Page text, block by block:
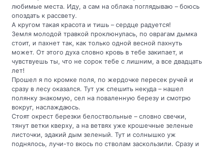
любимые места. Иду, а сам на облака поглядываю – боюсь
опоздать к рассвету.
А кругом такая красота и тишь – сердце радуется!
Земля молодой травкой проклюнулась, по оврагам дымка
стоит, и пахнет так, как только одной весной пахнуть
может. От этого духа словно кровь в тебе закипает, и
чувствуешь ты, что не сорок тебе с лишним, а все двадцать
лет!
Прошел я по кромке поля, по жердочке пересек ручей и
сразу в лесу оказался. Тут уж спешить некуда – нашел
полянку знакомую, сел на поваленную березу и смотрю
вокруг, наслаждаюсь.
Стоят окрест березки белоствольные – словно свечки,
тянут ветки кверху, а на ветвях уже крошечные зеленые
листочки, эдакий дым зеленый. Тут и солнышко уж
поднялось, лучи-то вкось по стволам заскользили. Сразу и